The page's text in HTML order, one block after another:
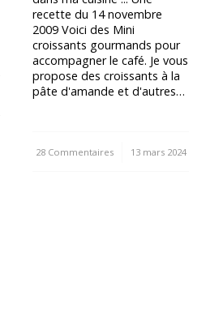
recette du 14 novembre
2009 Voici des Mini
croissants gourmands pour
accompagner le café. Je vous
propose des croissants à la
pâte d'amande et d'autres…
28 Commentaires
/ 13 mars 2024